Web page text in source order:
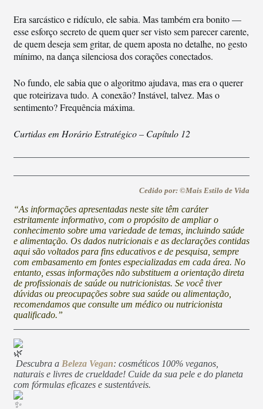
Era sarcástico e ridículo, ele sabia. Mas também era bonito —
esse esforço secreto de quem quer ser visto sem parecer carente,
de quem deseja sem gritar, de quem aposta no detalhe, no gesto
mínimo, na dança silenciosa dos corações conectados.
No fundo, ele sabia que o algoritmo ajudava, mas era o querer
que roteirizava tudo. A conexão? Instável, talvez. Mas o
sentimento? Frequência máxima.
Curtidas em Horário Estratégico – Capítulo 12
Cedido por: ©Mais Estilo de Vida
“As informações apresentadas neste site têm caráter
estritamente informativo, com o propósito de ampliar o
conhecimento sobre uma variedade de temas, incluindo saúde
e alimentação. Os dados nutricionais e as declarações contidas
aqui são voltados para fins educativos e de pesquisa, sempre
com embasamento em fontes especializadas em cada área. No
entanto, essas informações não substituem a orientação direta
de profissionais de saúde ou nutricionistas. Se você tiver
dúvidas ou preocupações sobre sua saúde ou alimentação,
recomendamos que consulte um médico ou nutricionista
qualificado.”
Descubra a Beleza Vegan: cosméticos 100% veganos,
naturais e livres de crueldade! Cuide da sua pele e do planeta
com fórmulas eficazes e sustentáveis.